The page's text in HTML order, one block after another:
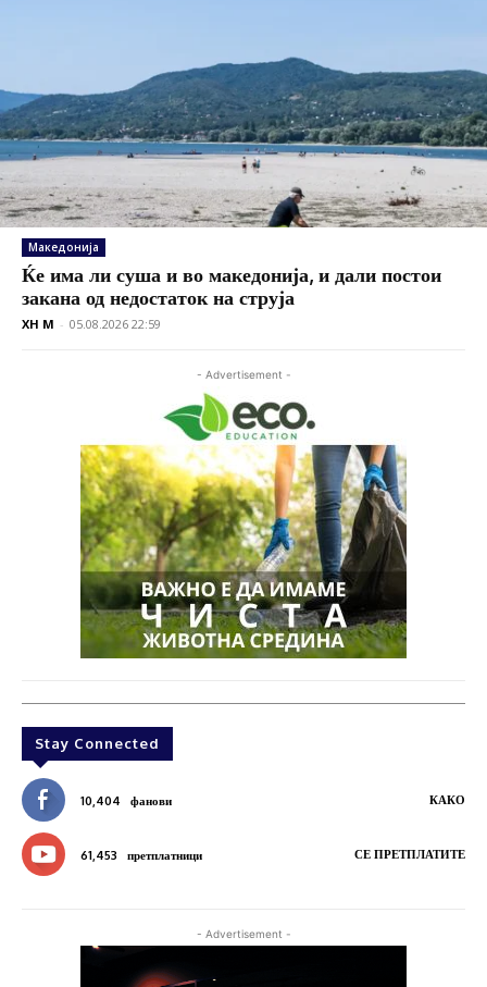
Македонија
Ќе има ли суша и во македонија, и дали постои
закана од недостаток на струја
XH M - 05.08.2026 22:59
- Advertisement -
Stay Connected
10,404 фанови КАКО
61,453 претплатници СЕ ПРЕТПЛАТИТЕ
- Advertisement -